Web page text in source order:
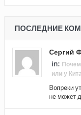
ПОСЛЕДНИЕ
Сергий
in:
или у
Вопреки
не может